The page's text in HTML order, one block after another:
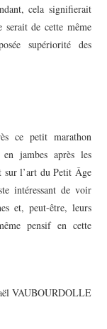
cela signifierait
de cette même
supériorité des
ce petit marathon
jambes après les
sur l’art du Petit Âge
intéressant de voir
et, peut-être, leurs
pensif en cette
VAUBOURDOLLE